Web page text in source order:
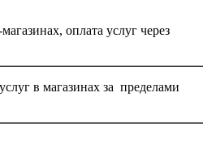
оплата услуг через
в магазинах за пределами